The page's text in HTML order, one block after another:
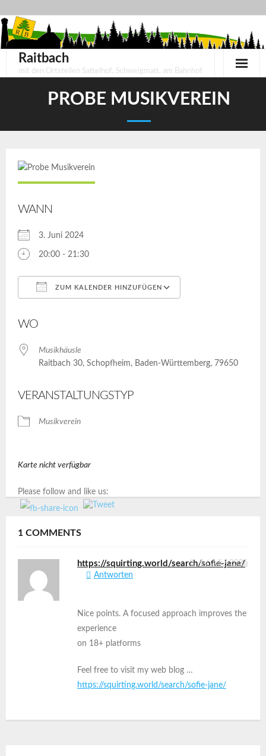
Skip
to
contentRaitbach
mit den Ortsteilen Sattelhof, Schweigmatt, am Bahnhof
PROBE MUSIKVEREIN
WANN
3. Juni 2024
20:00 - 21:30
ZUM KALENDER HINZUFÜGEN
WO
Musikhäusle
Raitbach 30, Schopfheim, Baden-Württemberg, 79650
VERANSTALTUNGSTYP
Musikverein
Karte nicht verfügbar
Please follow and like us:
1 COMMENTS
https://squirting.world/search/sofie-jane/
Antworten
4 / Juli / 2026
Nice points. A focused approach improves the
experience
on 18+ platforms
Feel free to visit my web blog …
https://squirting.world/search/sofie-jane/